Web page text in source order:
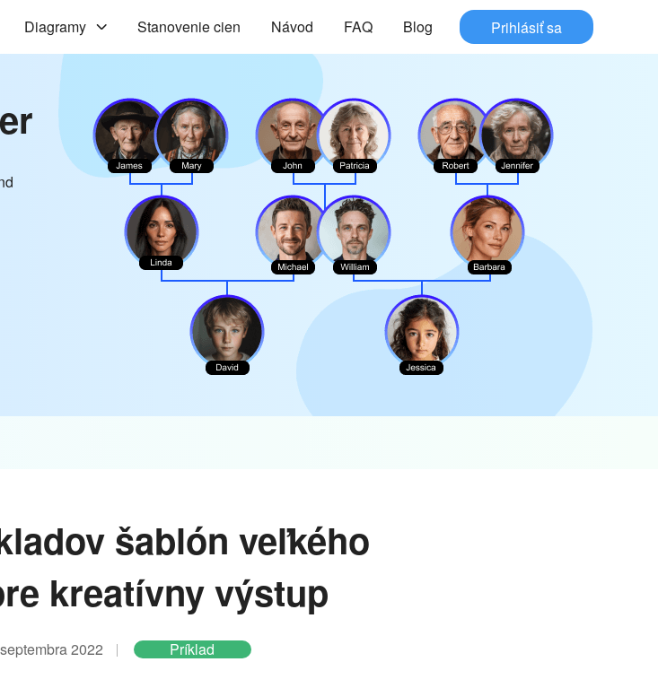
Diagramy Stanovenie cien Návod FAQ Blog Prihlásiť sa
šablón veľkého
kreatívny výstup
2022 Príklad